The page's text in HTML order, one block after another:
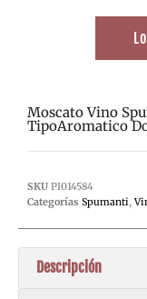
Moscato Vino
TipoAromatico
SKU PI014584
Categorías Spumanti,
Descripción